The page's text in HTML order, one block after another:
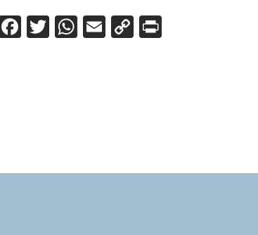
Facebook
Twitter
WhatsApp
Email
Copy
Link